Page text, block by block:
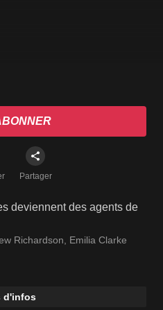
Partager
deviennent des agents de
Richardson, Emilia Clarke
d'infos